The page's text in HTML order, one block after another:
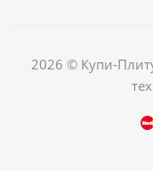
2026 © Купи-